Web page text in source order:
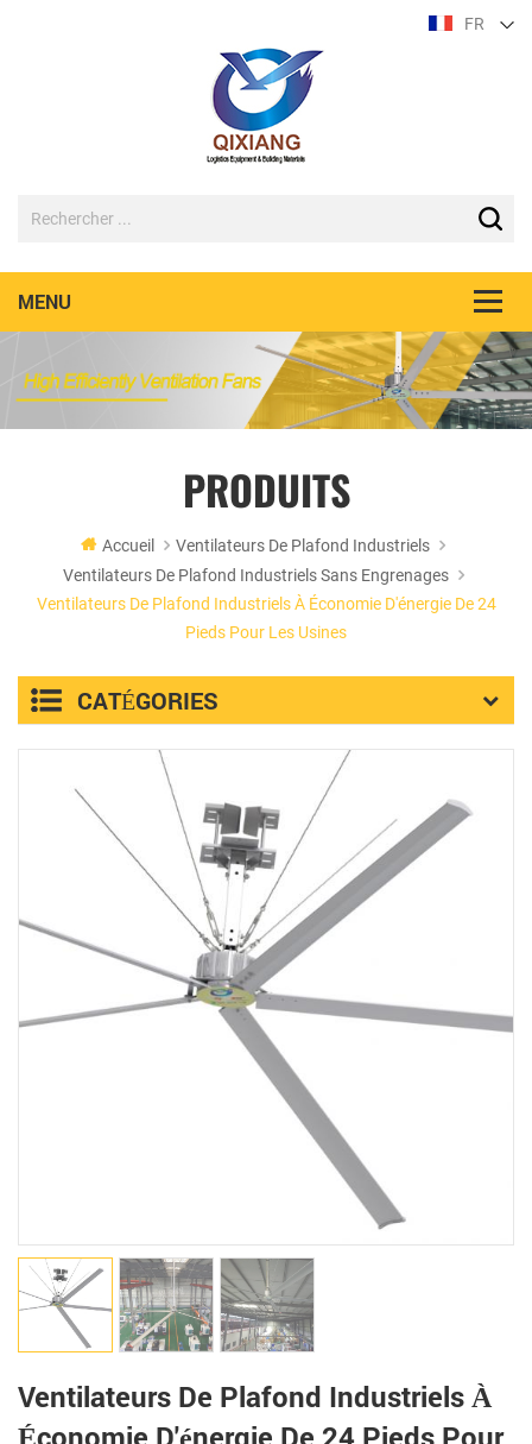
FR
PRODUITS
Accueil
Ventilateurs De Plafond Industriels
Ventilateurs De Plafond Industriels Sans Engrenages
Ventilateurs De Plafond Industriels À Économie D'énergie De 24
Pieds Pour Les Usines
CATÉGORIES
Ventilateurs De Plafond Industriels À